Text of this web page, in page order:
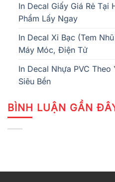
In Decal Giấy Giá Rẻ Tại
Phẩm Lấy Ngay
In Decal Xi Bạc (Tem
Máy Móc, Điện Tử
In Decal Nhựa PVC
Siêu Bền
BÌNH LUẬN GẦN